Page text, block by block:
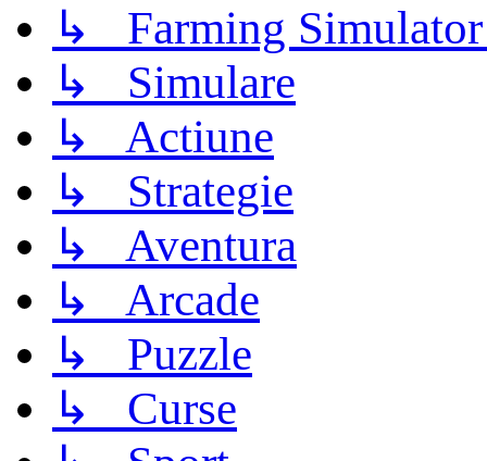
↳ Farming
↳ Simulare
↳ Actiune
↳ Strategie
↳ Aventura
↳ Arcade
↳ Puzzle
↳ Curse